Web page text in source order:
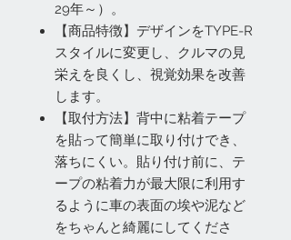
29年～）。
【商品特徴】デザインをTYPE-R
スタイルに変更し、クルマの見
栄えを良くし、視覚効果を改善
します。
【取付方法】背中に粘着テープ
を貼って簡単に取り付けでき、
落ちにくい。貼り付け前に、テ
ープの粘着力が最大限に利用す
るように車の表面の埃や泥など
をちゃんと綺麗にしてくださ